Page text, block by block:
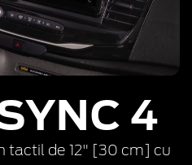
4
tactil de 12" [30 cm] cu